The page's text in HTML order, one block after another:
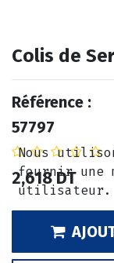
Colis de
Référence :
57797
2,618DT
Nous
fournir une
utilisateur.